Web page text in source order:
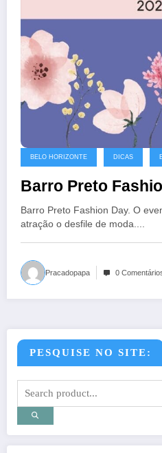
BELO HORIZONTE DICAS
Barro Preto
Barro Preto Fashion Day. O
atração o desfile de moda....
Pracadopapa 0
PESQUISE NO SITE: